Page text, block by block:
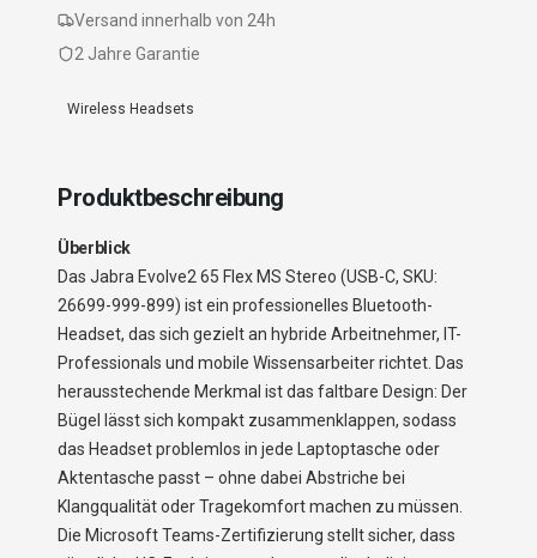
Versand innerhalb von 24h
2 Jahre Garantie
Wireless Headsets
Produktbeschreibung
Überblick
Das Jabra Evolve2 65 Flex MS Stereo (USB-C, SKU:
26699-999-899) ist ein professionelles Bluetooth-
Headset, das sich gezielt an hybride Arbeitnehmer, IT-
Professionals und mobile Wissensarbeiter richtet. Das
herausstechende Merkmal ist das faltbare Design: Der
Bügel lässt sich kompakt zusammenklappen, sodass
das Headset problemlos in jede Laptoptasche oder
Aktentasche passt – ohne dabei Abstriche bei
Klangqualität oder Tragekomfort machen zu müssen.
Die Microsoft Teams-Zertifizierung stellt sicher, dass